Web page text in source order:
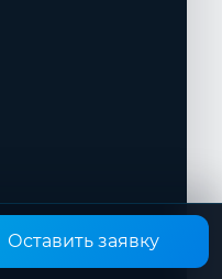
Оставить заявку